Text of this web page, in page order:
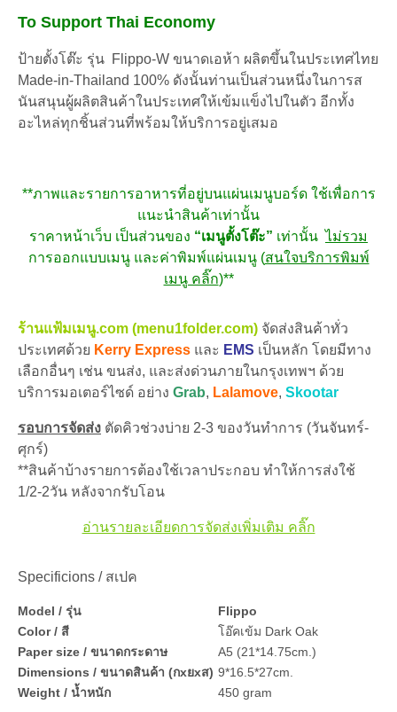
To Support Thai Economy
ป้ายตั้งโต๊ะ รุ่น Flippo-W ขนาดเอห้า ผลิตขึ้นในประเทศไทย
Made-in-Thailand 100% ดังนั้นท่านเป็นส่วนหนึ่งในการส
นันสนุนผู้ผลิตสินค้าในประเทศให้เข้มแข็งไปในตัว อีกทั้ง
อะไหล่ทุกชิ้นส่วนที่พร้อมให้บริการอยู่เสมอ
**ภาพและรายการอาหารที่อยู่บนแผ่นเมนูบอร์ด ใช้เพื่อการ
แนะนำสินค้าเท่านั้น
ราคาหน้าเว็บ เป็นส่วนของ “เมนูตั้งโต๊ะ” เท่านั้นไม่รวม
การออกแบบเมนู และค่าพิมพ์แผ่นเมนู (สนใจบริการพิมพ์
เมนู คลิ๊ก)**
ร้านแฟ้มเมนู.com (menu1folder.com) จัดส่งสินค้าทั่ว
ประเทศด้วย Kerry Express และ EMS เป็นหลัก โดยมีทาง
เลือกอื่นๆ เช่น ขนส่ง, และส่งด่วนภายในกรุงเทพฯ ด้วย
บริการมอเตอร์ไซด์ อย่าง Grab, Lalamove, Skootar
รอบการจัดส่ง ตัดคิวช่วงบ่าย 2-3 ของวันทำการ (วันจันทร์-
ศุกร์)
**สินค้าบ้างรายการต้องใช้เวลาประกอบ ทำให้การส่งใช้
1/2-2วัน หลังจากรับโอน
อ่านรายละเอียดการจัดส่งเพิ่มเติม คลิ๊ก
Specificions / สเปค
Model / รุ่น
Flippo
Color / สี
โอ๊คเข้ม Dark Oak
Paper size / ขนาดกระดาษ
A5 (21*14.75cm.)
Dimensions / ขนาดสินค้า (กxยxส) 9*16.5*27cm.
Weight / น้ำหนัก
450 gram